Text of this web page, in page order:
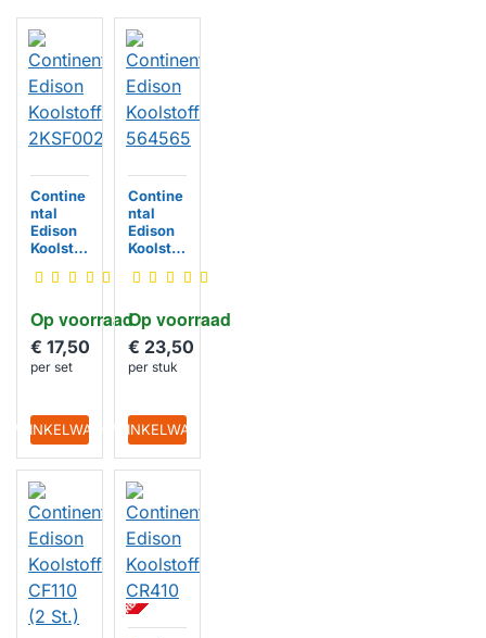
Op voorraad
Contine
ntal
Edison
Koolstof
2KSF00
€ 17,50
per set
WINKELWAGEN
Op voorraad
Contine
ntal
Edison
Koolstof
564565
€ 23,50
per stuk
IN WINKELWAGEN
BI
N
N
E
N
K
O
R
T
L
E
V
E
R
B
A
A
R